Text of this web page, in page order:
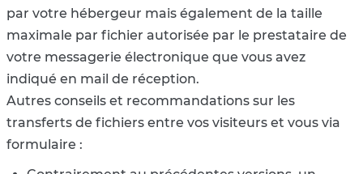
par votre hébergeur mais également de la taille
maximale par fichier autorisée par le prestataire de
votre messagerie électronique que vous avez
indiqué en mail de réception.
Autres conseils et recommandations sur les
transferts de fichiers entre vos visiteurs et vous via
formulaire :